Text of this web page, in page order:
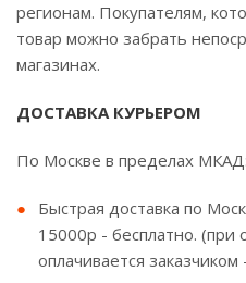
регионам. Покупателям,
товар можно забрать
магазинах.
ДОСТАВКА КУРЬЕРОМ
По Москве в пределах МКАД:
Быстрая доставка по
15000р - бесплатно. (при
оплачивается заказчиком